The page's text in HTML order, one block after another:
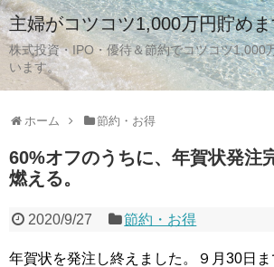
主婦がコツコツ1,000万円貯め
株式投資・IPO・優待＆節約でコツコツ1,000
います。
ホーム 節約・お得
60%オフのうちに、年賀状発注
燃える。
2020/9/27 節約・お得
年賀状を発注し終えました。９月30日